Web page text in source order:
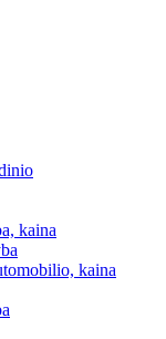
kaina
kaina